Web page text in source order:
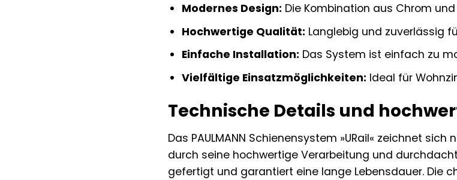
Modernes Design: Die Kombination aus Chrom
Hochwertige Qualität: Langlebig und zuverlässig
Einfache Installation: Das System ist einfach zu
Vielfältige Einsatzmöglichkeiten: Ideal für
Technische Details und
Das PAULMANN Schienensystem »URail« zeichnet
durch seine hochwertige Verarbeitung und
gefertigt und garantiert eine lange Lebensdauer. Die